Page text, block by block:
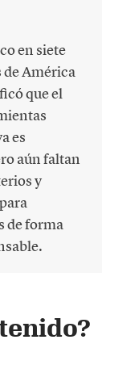
en siete
América
que el
es
aún faltan
y
de forma